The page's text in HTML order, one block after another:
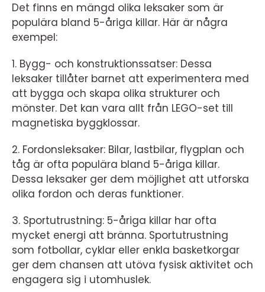
Det finns en mängd olika leksaker som är
populära bland 5-åriga killar. Här är några
exempel:
1. Bygg- och konstruktionssatser: Dessa
leksaker tillåter barnet att experimentera med
att bygga och skapa olika strukturer och
mönster. Det kan vara allt från LEGO-set till
magnetiska byggklossar.
2. Fordonsleksaker: Bilar, lastbilar, flygplan och
tåg är ofta populära bland 5-åriga killar.
Dessa leksaker ger dem möjlighet att utforska
olika fordon och deras funktioner.
3. Sportutrustning: 5-åriga killar har ofta
mycket energi att bränna. Sportutrustning
som fotbollar, cyklar eller enkla basketkorgar
ger dem chansen att utöva fysisk aktivitet och
engagera sig i utomhuslek.